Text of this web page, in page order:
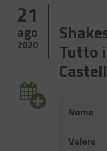
21
ago
2020 Tutto
Evento
Nome
Valore